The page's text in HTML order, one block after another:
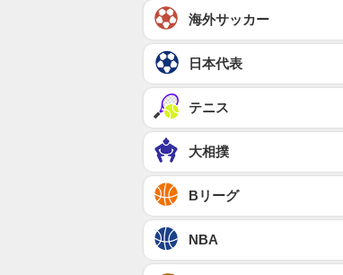
海外サッカー
日本代表
テニス
大相撲
Bリーグ
NBA